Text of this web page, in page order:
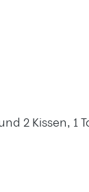
2 Kissen,